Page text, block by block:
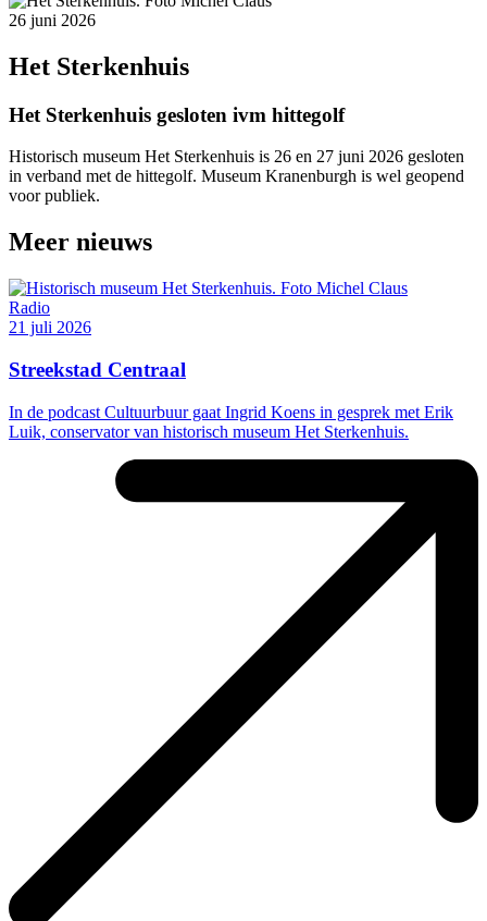
26 juni 2026
Het Sterkenhuis
Het Sterkenhuis gesloten ivm hittegolf
Historisch museum Het Sterkenhuis is 26 en 27 juni 2026 gesloten
in verband met de hittegolf. Museum Kranenburgh is wel geopend
voor publiek.
Meer nieuws
Radio
21 juli 2026
Streekstad Centraal
In de podcast Cultuurbuur gaat Ingrid Koens in gesprek met Erik
Luik, conservator van historisch museum Het Sterkenhuis.